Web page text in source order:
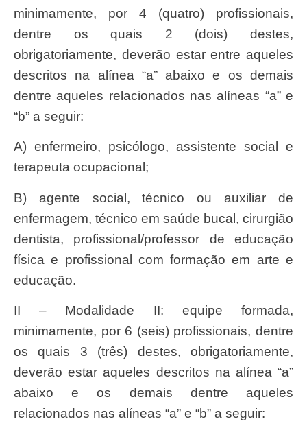
minimamente, por 4 (quatro) profissionais,
dentre os quais 2 (dois) destes,
obrigatoriamente, deverão estar entre aqueles
descritos na alínea “a” abaixo e os demais
dentre aqueles relacionados nas alíneas “a” e
“b” a seguir:
a) enfermeiro, psicólogo, assistente social e
terapeuta ocupacional;
b) agente social, técnico ou auxiliar de
enfermagem, técnico em saúde bucal, cirurgião
dentista, profissional/professor de educação
física e profissional com formação em arte e
educação.
II – Modalidade II: equipe formada,
minimamente, por 6 (seis) profissionais, dentre
os quais 3 (três) destes, obrigatoriamente,
deverão estar aqueles descritos na alínea “a”
abaixo e os demais dentre aqueles
relacionados nas alíneas “a” e “b” a seguir: